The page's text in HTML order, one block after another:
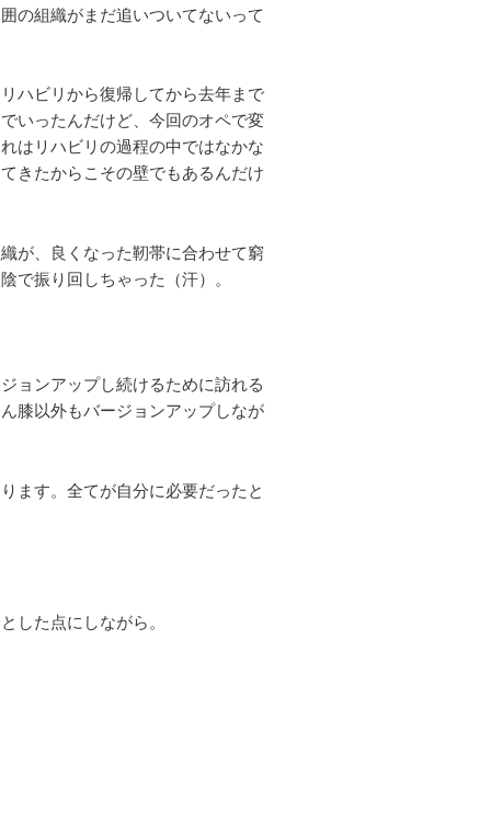
の組織がまだ追いついてないって
ハビリから復帰してから去年まで
いったんだけど、今回のオペで変
はリハビリの過程の中ではなかな
きたからこその壁でもあるんだけ
が、良くなった靭帯に合わせて窮
で振り回しちゃった（汗）。
ョンアップし続けるために訪れる
膝以外もバージョンアップしなが
ます。全てが自分に必要だったと
した点にしながら。